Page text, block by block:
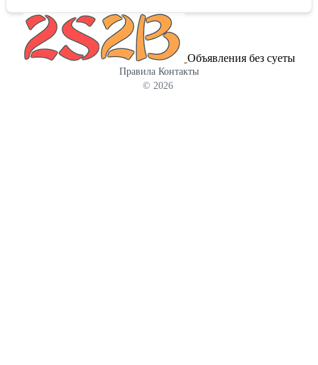
Объявления без суеты
Правила Контакты
© 2026